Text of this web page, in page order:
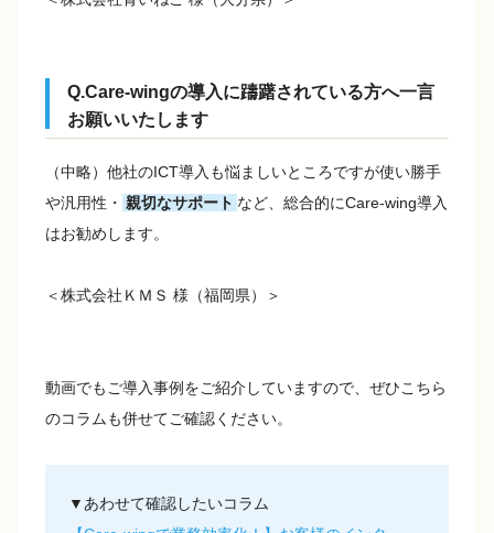
Q.Care-wingの導入に躊躇されている方へ一言
お願いいたします
（中略）他社のICT導入も悩ましいところですが使い勝手
や汎用性・ 親切なサポート など、総合的にCare-wing導入
はお勧めします。
＜株式会社ＫＭＳ 様（福岡県）＞
動画でもご導入事例をご紹介していますので、ぜひこちら
のコラムも併せてご確認ください。
▼あわせて確認したいコラム